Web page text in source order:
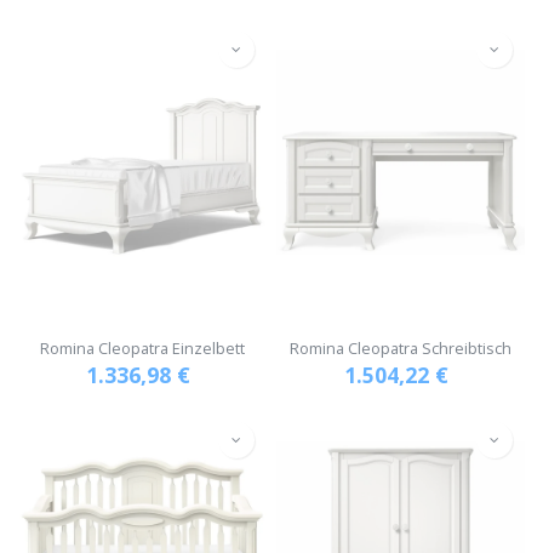
Romina Cleopatra Einzelbett
1.336,98€
Romina Cleopatra Schreibtisch
1.504,22€